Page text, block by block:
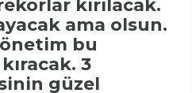
kırılacak.
ama olsun.
bu
3
güzel